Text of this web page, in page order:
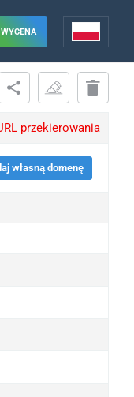
WYCENA
przekierowania
własną domenę